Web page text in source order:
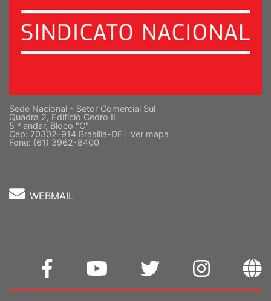
Sede Nacional - Setor Comercial Sul
Quadra 2, Edifício Cedro II
5 º andar, Bloco "C"
Cep: 70302-914 Brasília-DF | Ver mapa
Fone: (61) 3962-8400
WEBMAIL